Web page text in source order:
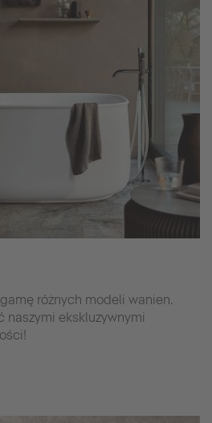
różnych modeli wanien.
naszymi ekskluzywnymi